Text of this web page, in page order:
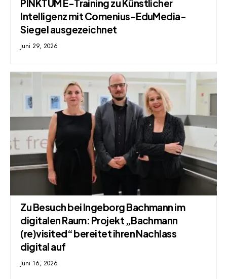
PINKTUM E-Training zu Künstlicher
Intelligenz mit Comenius-EduMedia-
Siegel ausgezeichnet
Juni 29, 2026
Zu Besuch bei Ingeborg Bachmann im
digitalen Raum: Projekt „Bachmann
(re)visited“ bereitet ihren Nachlass
digital auf
Juni 16, 2026